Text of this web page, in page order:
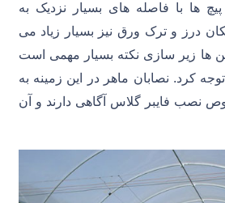
ها با فاصله های بسیار نزدیک به
درز و ترک ورق نیز بسیار زیاد می
ها زیر سازی نکته بسیار مهمی است
کرد. نصابان ماهر در این زمینه به
نصب فایبر گلاس آگاهی دارند و آن